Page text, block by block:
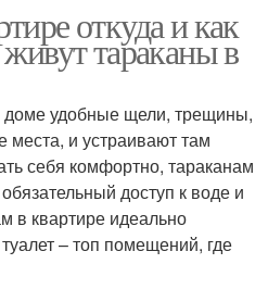
откуда и как
тараканы в
доме удобные щели, трещины,
места, и устраивают там
себя комфортно, тараканам
доступ к воде и
в квартире идеально
– топ помещений, где